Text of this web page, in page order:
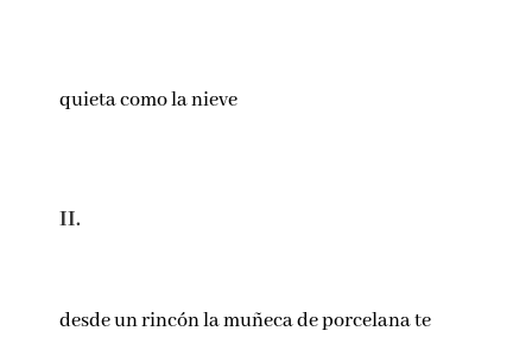
quieta como la nieve
II.
desde un rincón la muñeca de porcelana te